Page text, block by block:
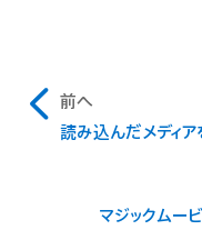
前へ
読み込んだメディ
マジックムー